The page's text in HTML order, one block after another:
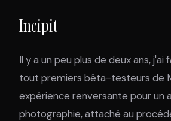
Incipit
Il y a un peu plus de deux ans, j'ai
tout premiers bêta-testeurs de
expérience renversante pour un
photographie, attaché au